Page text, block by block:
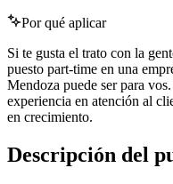
Por qué aplicar
Si te gusta el trato con la
puesto part-time en una
Mendoza puede ser para
experiencia en atención al
en crecimiento.
Descripción del